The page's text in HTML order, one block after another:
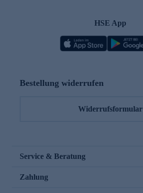
HSE App
Bestellung widerrufen
Widerrufsformular
Service & Beratung
Zahlung